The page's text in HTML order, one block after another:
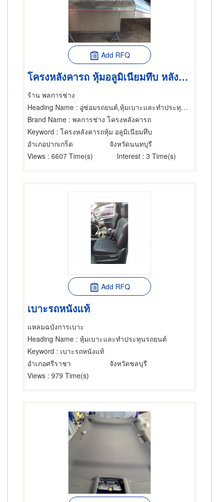
Add RFQ
โครงหลังคารถ หุ้มอลูมิเนียมทึบ หลังคารถกระบะ
ร้าน พลการช่าง
Heading Name : อู่ซ่อมรถยนต์,หุ้มเบาะและทำประทุนรถยนต์,อู่ต่อตัวถังรถโดยสาร
Brand Name : พลการช่าง โครงหลังคารถ
Keyword : โครงหลังคารถหุ้ม อลูมิเนียมทึบ
อำเภอปากเกร็ด
จังหวัดนนทบุรี
Views : 6607 Time(s) Interest : 3 Time(s)
Add RFQ
เบาะรถหนังแท้
แหลมฉบังการเบาะ
Heading Name : หุ้มเบาะและทำประทุนรถยนต์
Keyword : เบาะรถหนังแท้
อำเภอศรีราชา
จังหวัดชลบุรี
Views : 979 Time(s)